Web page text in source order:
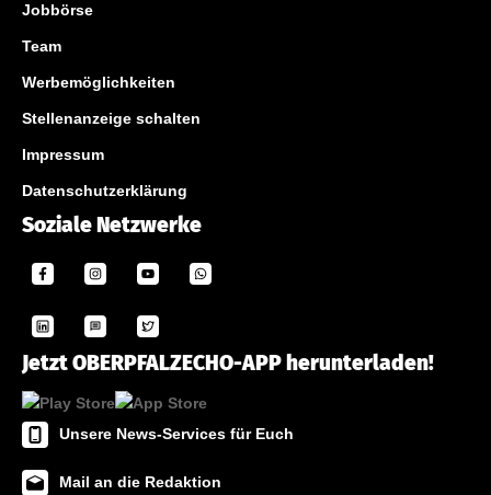
Jobbörse
Team
Werbemöglichkeiten
Stellenanzeige schalten
Impressum
Datenschutzerklärung
Soziale Netzwerke
Jetzt OBERPFALZECHO-APP herunterladen!
Unsere News-Services für Euch
Mail an die Redaktion